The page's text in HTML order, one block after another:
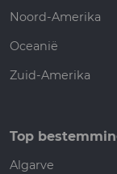
Noord-Amerika
Oceanië
Zuid-Amerika
Top
Algarve